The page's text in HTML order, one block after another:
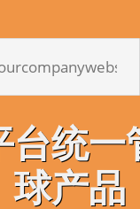
台统一
球产品